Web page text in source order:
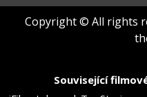
Copyright © All rights
Související